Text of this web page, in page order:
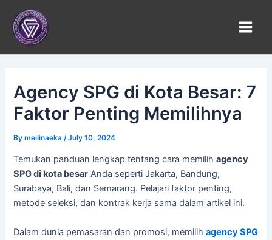
content
Agency SPG di Kota Besar: 7
Faktor Penting Memilihnya
Bymeilinaeka/July 10, 2024
Temukan panduan lengkap tentang cara memilihagency
SPG di kota besar Anda seperti Jakarta, Bandung,
Surabaya, Bali, dan Semarang. Pelajari faktor penting,
metode seleksi, dan kontrak kerja sama dalam artikel ini.
Dalam dunia pemasaran dan promosi, memilihagency SPG